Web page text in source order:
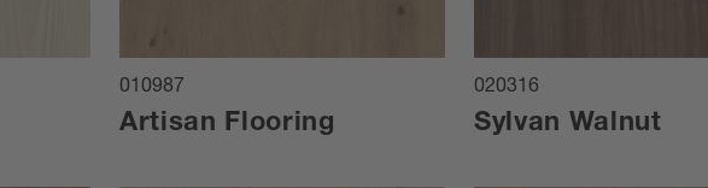
010987
Artisan Flooring
020316
Sylvan Walnut